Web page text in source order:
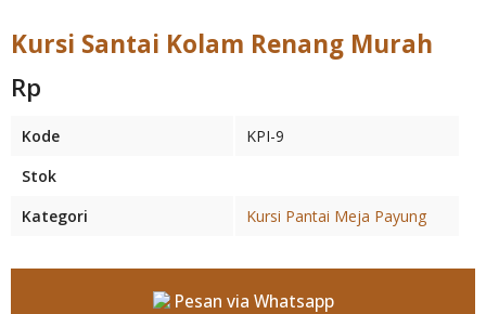
Kursi Santai Kolam Renang Murah
Rp
Kode
KPI-9
Stok
Kategori
Kursi Pantai Meja Payung
Pesan via Whatsapp